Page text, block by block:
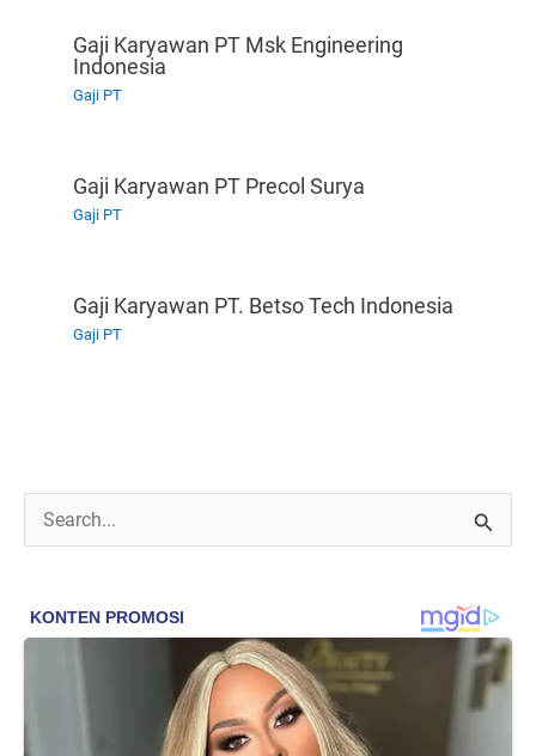
Gaji Karyawan PT Msk Engineering
Indonesia
Gaji PT
Gaji Karyawan PT Precol Surya
Gaji PT
Gaji Karyawan PT. Betso Tech Indonesia
Gaji PT
a